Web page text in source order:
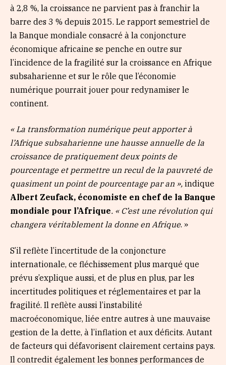
à 2,8 %, la croissance ne parvient pas à franchir la
barre des 3 % depuis 2015. Le rapport semestriel de
la Banque mondiale consacré à la conjoncture
économique africaine se penche en outre sur
l’incidence de la fragilité sur la croissance en Afrique
subsaharienne et sur le rôle que l’économie
numérique pourrait jouer pour redynamiser le
continent.
« La transformation numérique peut apporter à
l’Afrique subsaharienne une hausse annuelle de la
croissance de pratiquement deux points de
pourcentage et permettre un recul de la pauvreté de
quasiment un point de pourcentage par an », indique
Albert Zeufack, économiste en chef de la Banque
mondiale pour l’Afrique. « C’est une révolution qui
changera véritablement la donne en Afrique. »
S’il reflète l’incertitude de la conjoncture
internationale, ce fléchissement plus marqué que
prévu s’explique aussi, et de plus en plus, par les
incertitudes politiques et réglementaires et par la
fragilité. Il reflète aussi l’instabilité
macroéconomique, liée entre autres à une mauvaise
gestion de la dette, à l’inflation et aux déficits. Autant
de facteurs qui défavorisent clairement certains pays.
Il contredit également les bonnes performances de